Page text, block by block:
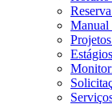
Estágios